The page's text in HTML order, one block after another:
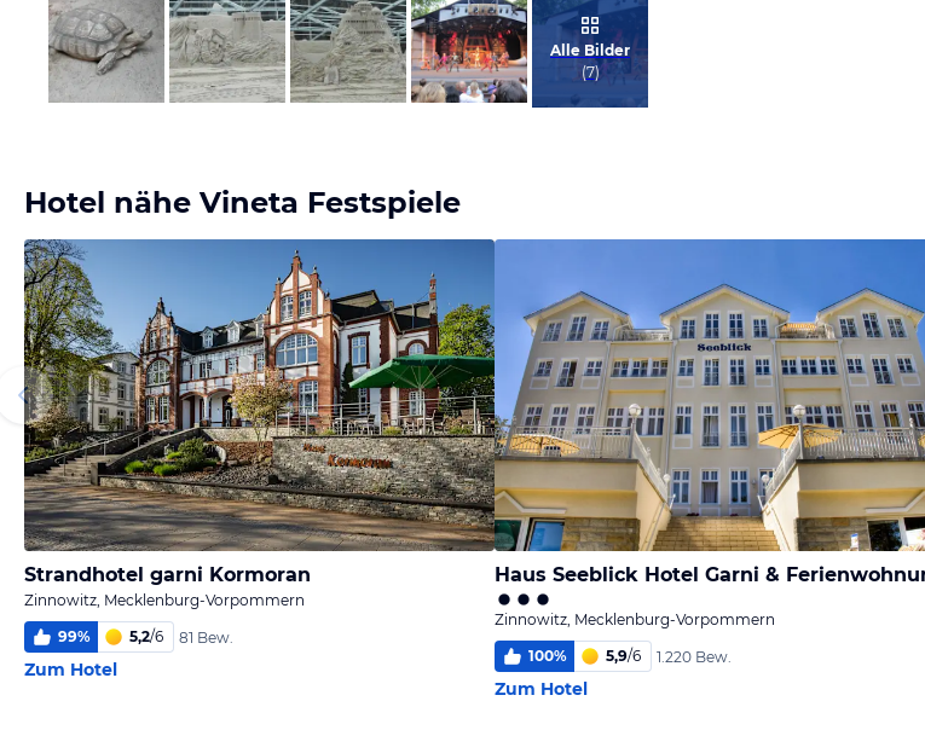
Bild melden
von Waltraut
Alle Bilder
(7)
Hotel nähe Vineta Festspiele
Strandhotel garni Kormoran
Zinnowitz, Mecklenburg-Vorpommern
99% 5,2/6 81 Bew.
Zum Hotel
Zinnowitz, Mecklenburg-Vorpommern
100% 5,9/6 1.220 Bew.
Zum Hotel